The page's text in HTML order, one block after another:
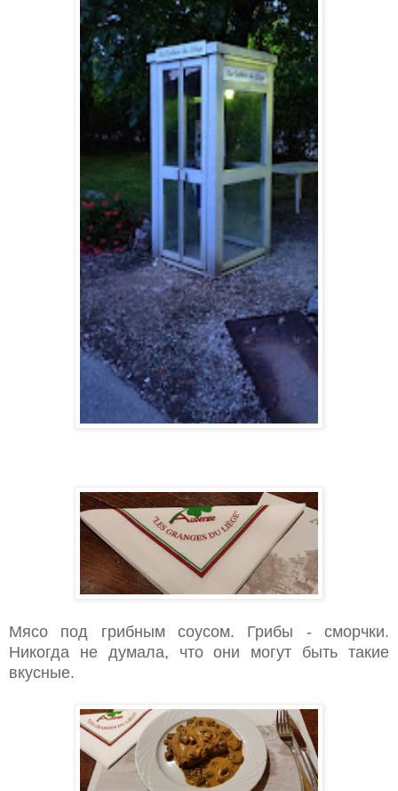
Мясо под грибным соусом. Грибы - сморчки.
Никогда не думала, что они могут быть такие
вкусные.